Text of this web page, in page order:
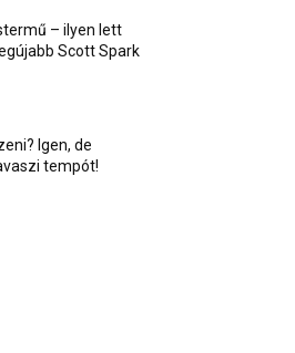
– ilyen lett
Scott Spark
Igen, de
tempót!